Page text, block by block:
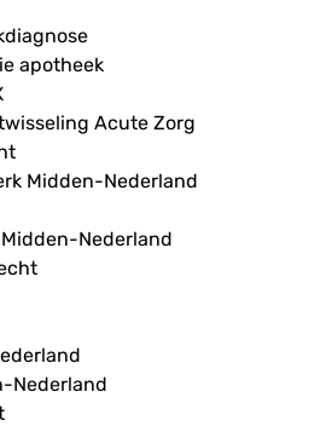
apotheek
Acute Zorg
Midden-Nederland
Nederland
Nederland